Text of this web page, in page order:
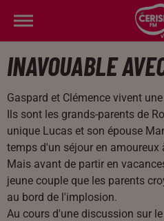
INAVOUABLE
Gaspard et Clémence vivent
Ils sont les grands-parents de
unique Lucas et son épouse
temps d'un séjour en amoureux
Mais avant de partir en
jeune couple que les parents
au bord de l'implosion.
Au cours d'une discussion sur